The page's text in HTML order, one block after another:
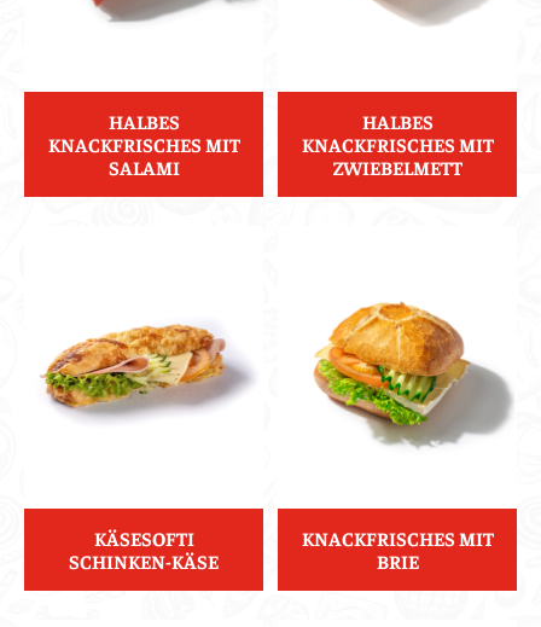
HALBES
KNACKFRISCHES MIT
SALAMI
HALBES
KNACKFRISCHES MIT
ZWIEBELMETT
KÄSESOFTI
SCHINKEN-KÄSE
KNACKFRISCHES MIT
BRIE